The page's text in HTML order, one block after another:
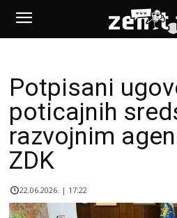
Potpisani
poticajnih
razvojnim
ZDK
22.06.2026. | 17:22